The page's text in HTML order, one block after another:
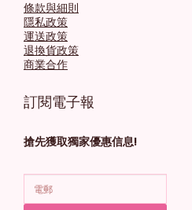
條款與細則
隱私政策
運送政策
退換貨政策
商業合作
訂閱電子報
搶先獲取獨家優惠信息!